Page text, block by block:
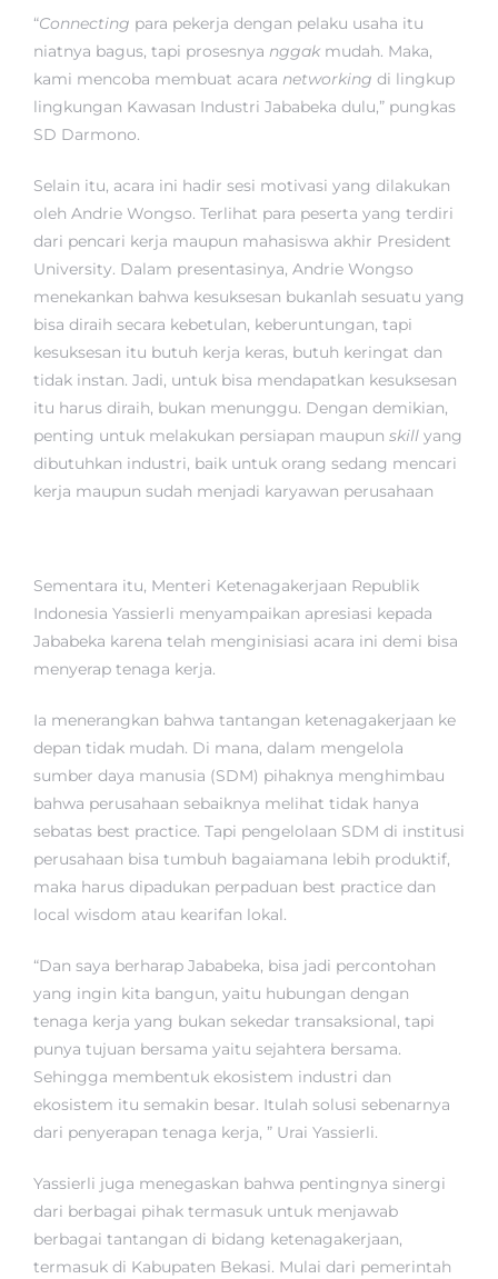
“Connecting para pekerja dengan pelaku usaha itu
niatnya bagus, tapi prosesnya nggak mudah. Maka,
kami mencoba membuat acara networking di lingkup
lingkungan Kawasan Industri Jababeka dulu,” pungkas
SD Darmono.
Selain itu, acara ini hadir sesi motivasi yang dilakukan
oleh Andrie Wongso. Terlihat para peserta yang terdiri
dari pencari kerja maupun mahasiswa akhir President
University. Dalam presentasinya, Andrie Wongso
menekankan bahwa kesuksesan bukanlah sesuatu yang
bisa diraih secara kebetulan, keberuntungan, tapi
kesuksesan itu butuh kerja keras, butuh keringat dan
tidak instan. Jadi, untuk bisa mendapatkan kesuksesan
itu harus diraih, bukan menunggu. Dengan demikian,
penting untuk melakukan persiapan maupun skill yang
dibutuhkan industri, baik untuk orang sedang mencari
kerja maupun sudah menjadi karyawan perusahaan
Sementara itu, Menteri Ketenagakerjaan Republik
Indonesia Yassierli menyampaikan apresiasi kepada
Jababeka karena telah menginisiasi acara ini demi bisa
menyerap tenaga kerja.
Ia menerangkan bahwa tantangan ketenagakerjaan ke
depan tidak mudah. Di mana, dalam mengelola
sumber daya manusia (SDM) pihaknya menghimbau
bahwa perusahaan sebaiknya melihat tidak hanya
sebatas best practice. Tapi pengelolaan SDM di institusi
perusahaan bisa tumbuh bagaiamana lebih produktif,
maka harus dipadukan perpaduan best practice dan
local wisdom atau kearifan lokal.
“Dan saya berharap Jababeka, bisa jadi percontohan
yang ingin kita bangun, yaitu hubungan dengan
tenaga kerja yang bukan sekedar transaksional, tapi
punya tujuan bersama yaitu sejahtera bersama.
Sehingga membentuk ekosistem industri dan
ekosistem itu semakin besar. Itulah solusi sebenarnya
dari penyerapan tenaga kerja, ” Urai Yassierli.
Yassierli juga menegaskan bahwa pentingnya sinergi
dari berbagai pihak termasuk untuk menjawab
berbagai tantangan di bidang ketenagakerjaan,
termasuk di Kabupaten Bekasi. Mulai dari pemerintah